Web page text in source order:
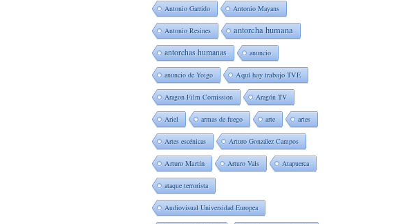
Antonio Garrido Antonio Mayans
Antonio Resines antorcha humana
antorchas humanas anuncio
anuncio de Yoigo Aquí hay trabajo TVE
Aragon Film Comission Aragón TV
Ariel armas de fuego arte artes
Artes escénicas Arturo González Campos
Arturo Martín Arturo Vals Atapuerca
ataque terrorista
Audiovisual Universidad Europea